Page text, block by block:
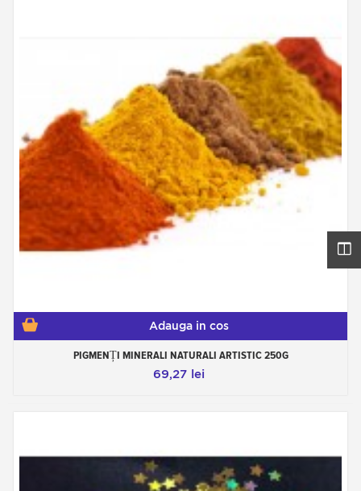
Adauga in cos
PIGMENȚI MINERALI NATURALI ARTISTIC 250G
69,27 lei